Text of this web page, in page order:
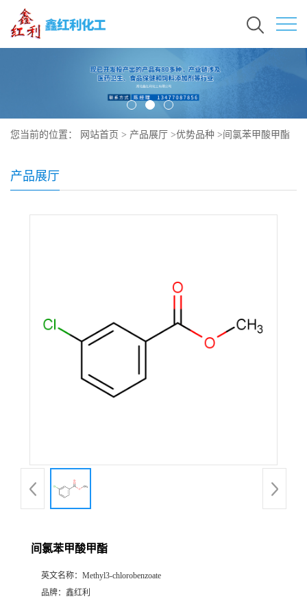
您当前的位置： 网站首页 > 产品展厅 >优势品种 >间氯苯甲酸甲酯
产品展厅
间氯苯甲酸甲酯
英文名称： Methyl3-chlorobenzoate
品牌： 鑫红利